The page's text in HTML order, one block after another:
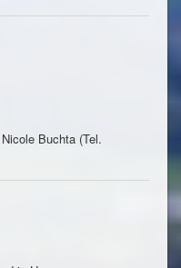
Buchta (Tel.